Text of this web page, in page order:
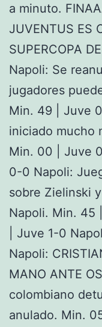
a minuto.
JUVENTUS ES
SUPERCOPA
Napoli: Se
jugadores
Min. 49 | Juve
iniciado mucho
Min. 00 | Juve
0-0 Napoli:
sobre Zielinski
Napoli. Min. 45
| Juve 1-0
Napoli:
MANO ANTE
colombiano
anulado. Min.